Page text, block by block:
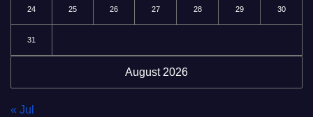
August 2026
24 25 26 27 28 29 30
31
« Jul